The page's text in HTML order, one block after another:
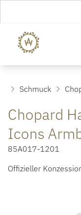
Schmuck
Chopard
Icons
85A017-1201
Offizieller